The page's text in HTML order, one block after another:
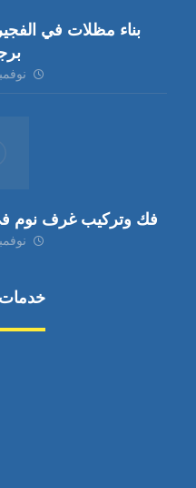
نوفمبر 9,
فك وتركيب غرف نوم في ام
نوفمبر 9,